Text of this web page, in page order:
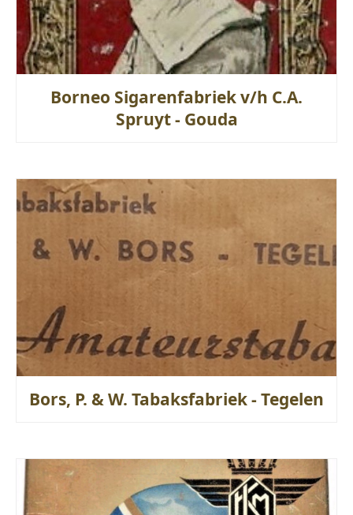
Borneo Sigarenfabriek v/h C.A.
Spruyt - Gouda
Bors, P. & W. Tabaksfabriek - Tegelen